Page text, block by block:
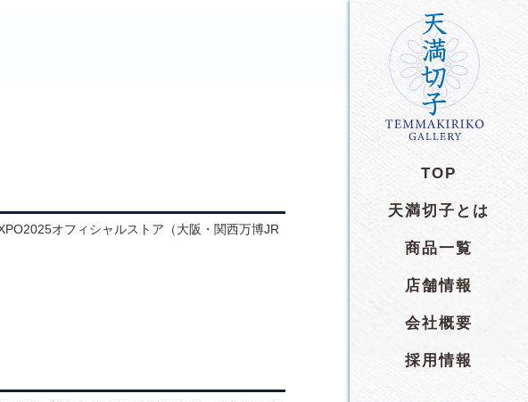
TOP
天満切子とは
商品一覧
店舗情報
会社概要
採用情報